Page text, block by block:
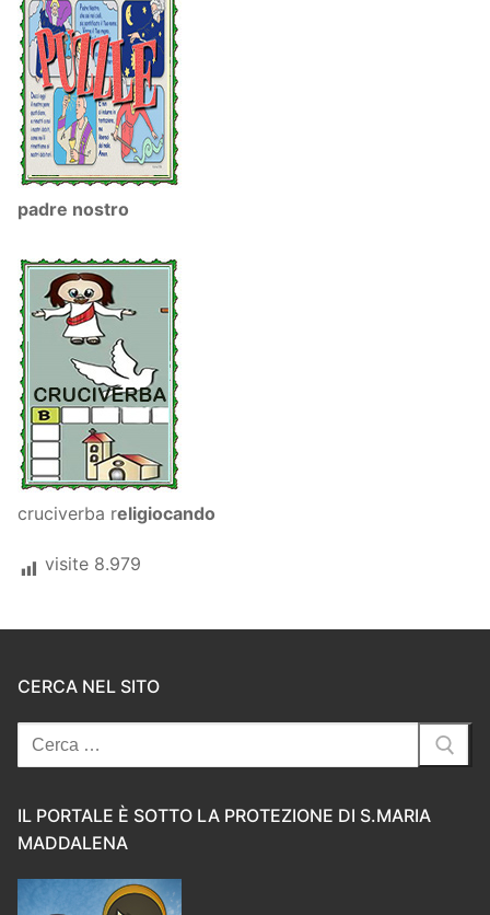
padre nostro
cruciverba religiocando
visite 8.979
CERCA NEL SITO
Cerca:
IL PORTALE È SOTTO LA PROTEZIONE DI S.MARIA
MADDALENA